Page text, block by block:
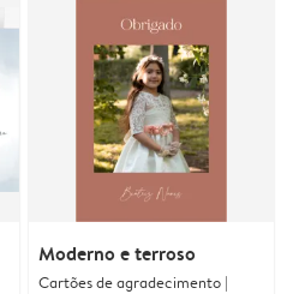
Moderno e terroso
Cartões de agradecimento |